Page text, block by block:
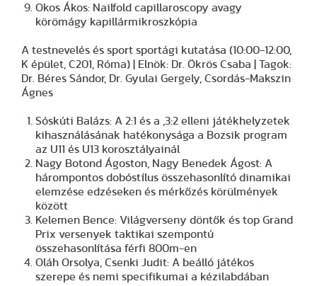
Okos Ákos: Nailfold capillaroscopy avagy
körömágy kapillármikroszkópia
A testnevelés és sport sportági kutatása (10:00-12:00,
K épület, C201, Róma) | Elnök: Dr. Ökrös Csaba | Tagok:
Dr. Béres Sándor, Dr. Gyulai Gergely, Csordás-Makszin
Ágnes
Sóskúti Balázs: A 2:1 és a ,3:2 elleni játékhelyzetek
kihasználásának hatékonysága a Bozsik program
az U11 és U13 korosztályainál
Nagy Botond Ágoston, Nagy Benedek Ágost: A
hárompontos dobóstílus összehasonlító dinamikai
elemzése edzéseken és mérkőzés körülmények
között
Kelemen Bence: Világverseny döntők és top Grand
Prix versenyek taktikai szempontú
összehasonlítása férfi 800m-en
Oláh Orsolya, Csenki Judit: A beálló játékos
szerepe és nemi specifikumai a kézilabdában